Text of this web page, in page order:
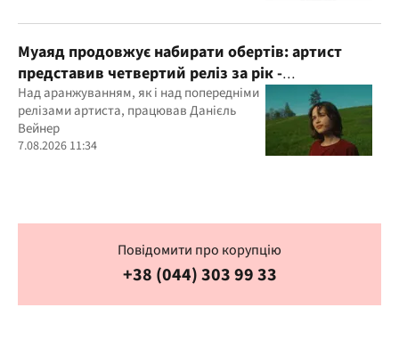
Муаяд продовжує набирати обертів: артист
представив четвертий реліз за рік -
кінематографічну баладу "Ти одна"
Над аранжуванням, як і над попередніми
релізами артиста, працював Данієль
Вейнер
7.08.2026 11:34
Повідомити про корупцію
+38 (044) 303 99 33